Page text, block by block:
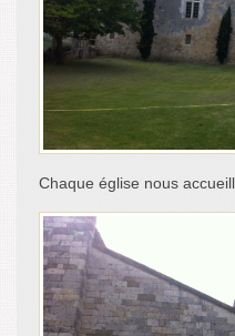
Chaque église nous